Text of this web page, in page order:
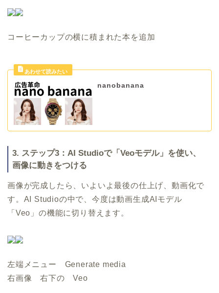
コーヒーカップの横に積まれた本を追加
nanobanana
3. ステップ3：AI Studioで「Veoモデル」を使い、
画像に動きをつける
画像が完成したら、いよいよ最後の仕上げ、動画化で
す。AI Studioの中で、今度は動画生成AIモデル
「Veo」の機能に切り替えます。
左端メニュー Generate media
右画像 右下の Veo